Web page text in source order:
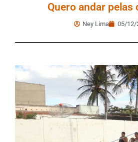
Quero andar pelas
Ney Lima 05/12/